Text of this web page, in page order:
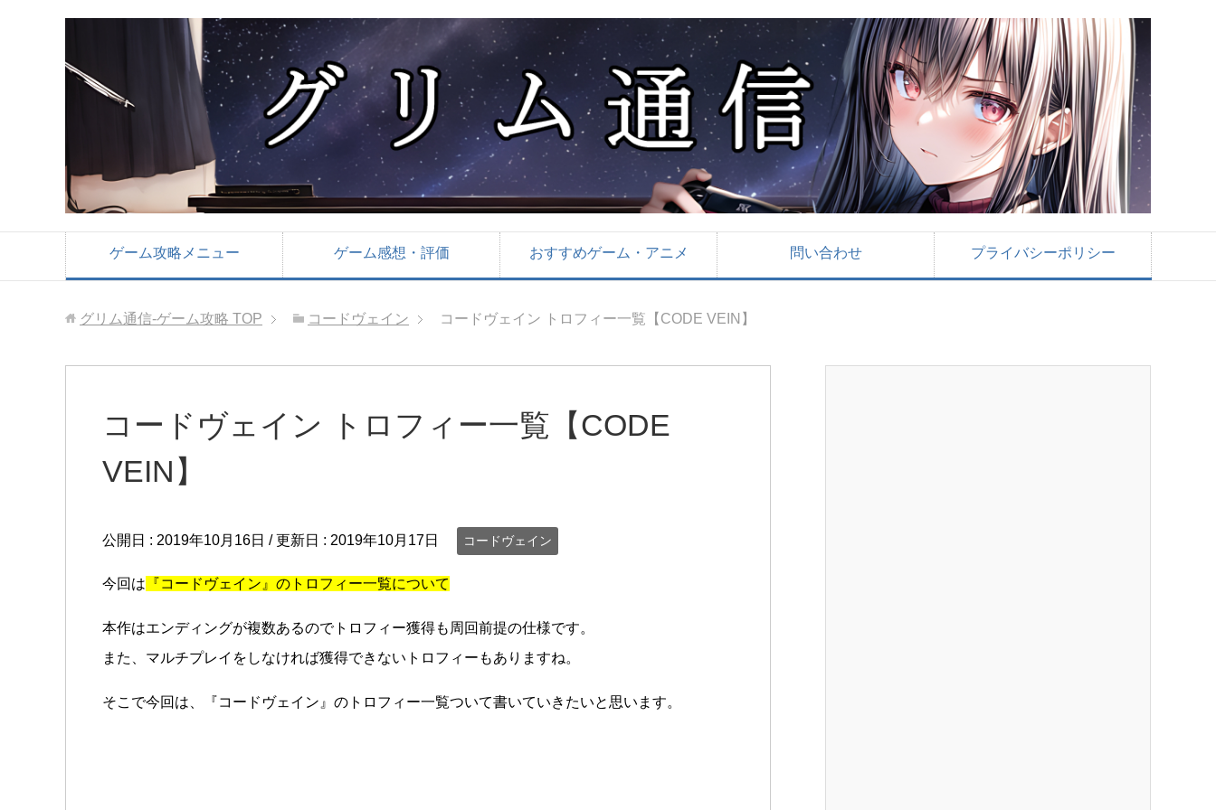
ゲーム攻略メニュー ゲーム感想・評価 おすすめゲーム・アニメ 問い合わせ プライバシーポリシー
グリム通信-ゲーム攻略 TOP コードヴェイン コードヴェイン トロフィー一覧【CODE VEIN】
コードヴェイン トロフィー一覧【CODE
VEIN】
公開日 : 2019年10月16日 / 更新日 : 2019年10月17日 コードヴェイン
今回は 『コードヴェイン』のトロフィー一覧について
本作はエンディングが複数あるのでトロフィー獲得も周回前提の仕様です。
また、マルチプレイをしなければ獲得できないトロフィーもありますね。
そこで今回は、『コードヴェイン』のトロフィー一覧ついて書いていきたいと思います。